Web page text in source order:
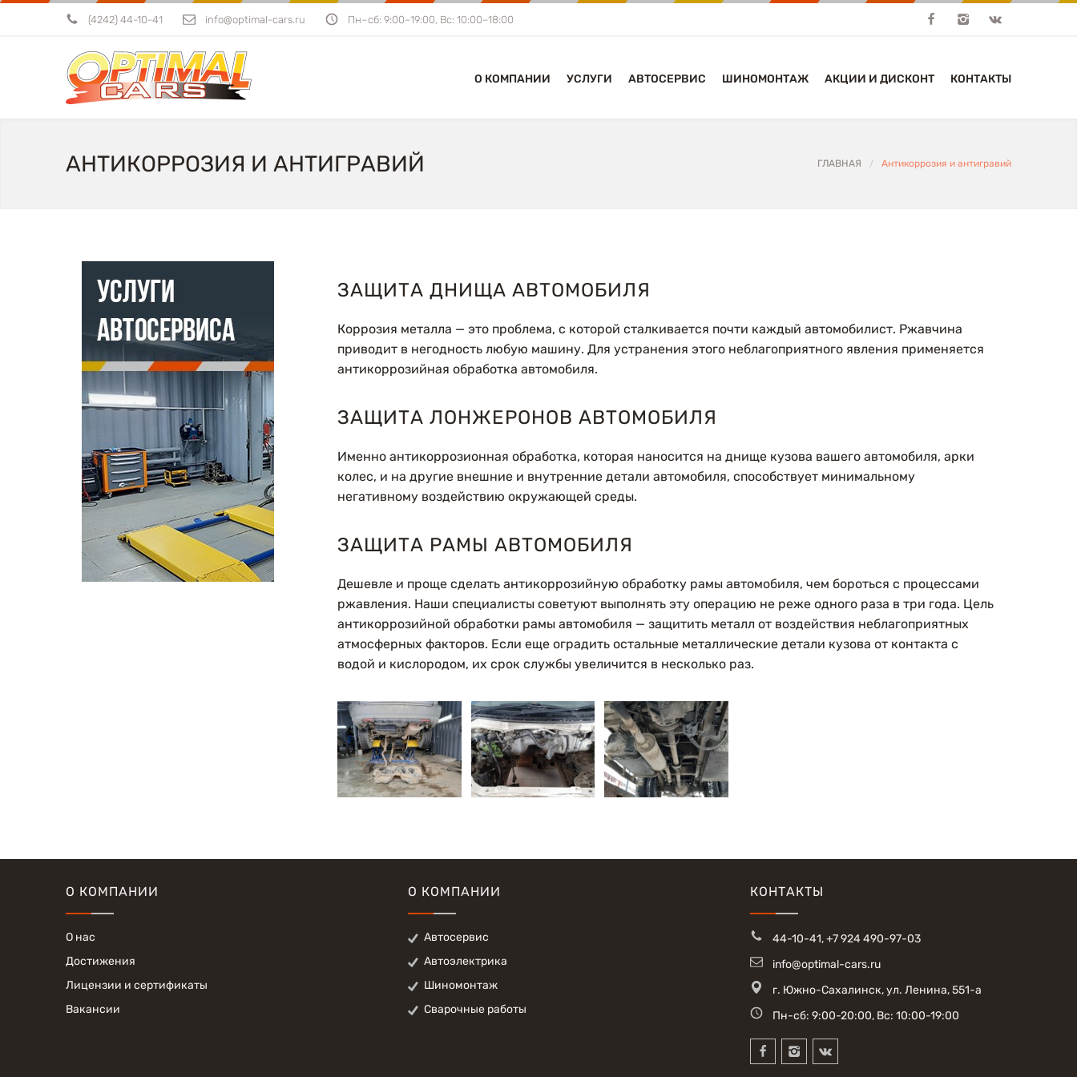
(4242) 44-10-41 info@optimal-cars.ru Пн–сб: 9:00–19:00, Вс: 10:00–18:00
О КОМПАНИИ УСЛУГИ АВТОСЕРВИС ШИНОМОНТАЖ АКЦИИ И ДИСКОНТ КОНТАКТЫ
АНТИКОРРОЗИЯ И АНТИГРАВИЙ ГЛАВНАЯ / Антикоррозия и антигравий
ЗАЩИТА ДНИЩА АВТОМОБИЛЯ
Коррозия металла — это проблема, с которой сталкивается почти каждый автомобилист. Ржавчина
приводит в негодность любую машину. Для устранения этого неблагоприятного явления применяется
антикоррозийная обработка автомобиля.
ЗАЩИТА ЛОНЖЕРОНОВ АВТОМОБИЛЯ
Именно антикоррозионная обработка, которая наносится на днище кузова вашего автомобиля, арки
колес, и на другие внешние и внутренние детали автомобиля, способствует минимальному
негативному воздействию окружающей среды.
ЗАЩИТА РАМЫ АВТОМОБИЛЯ
Дешевле и проще сделать антикоррозийную обработку рамы автомобиля, чем бороться с процессами
ржавления. Наши специалисты советуют выполнять эту операцию не реже одного раза в три года. Цель
антикоррозийной обработки рамы автомобиля — защитить металл от воздействия неблагоприятных
атмосферных факторов. Если еще оградить остальные металлические детали кузова от контакта с
водой и кислородом, их срок службы увеличится в несколько раз.
О КОМПАНИИ
О нас
Достижения
Лицензии и сертификаты
Вакансии
О КОМПАНИИ
Автосервис
Автоэлектрика
Шиномонтаж
Сварочные работы
КОНТАКТЫ
44-10-41,+7 924 490-97-03
info@optimal-cars.ru
г. Южно-Сахалинск, ул. Ленина, 551-а
Пн-сб: 9:00-20:00, Вс: 10:00-19:00